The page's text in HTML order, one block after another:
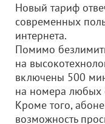
Новый тариф
современных
интернета.
Помимо
на
включены 500
на номера любых
Кроме того,
возможность